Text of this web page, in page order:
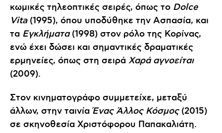
κωμικές τηλεοπτικές σειρές, όπως το Dolce
Vita(1995), όπου υποδύθηκε την Ασπασία, και
τα Εγκλήματα(1998) στον ρόλο της Κορίνας,
ενώ έχει δώσει και σημαντικές δραματικές
ερμηνείες, όπως στη σειρά Χαρά αγνοείται
(2009).
Στον κινηματογράφο συμμετείχε, μεταξύ
άλλων, στην ταινία Ένας Άλλος Κόσμος(2015)
σε σκηνοθεσία Χριστόφορου Παπακαλιάτη.